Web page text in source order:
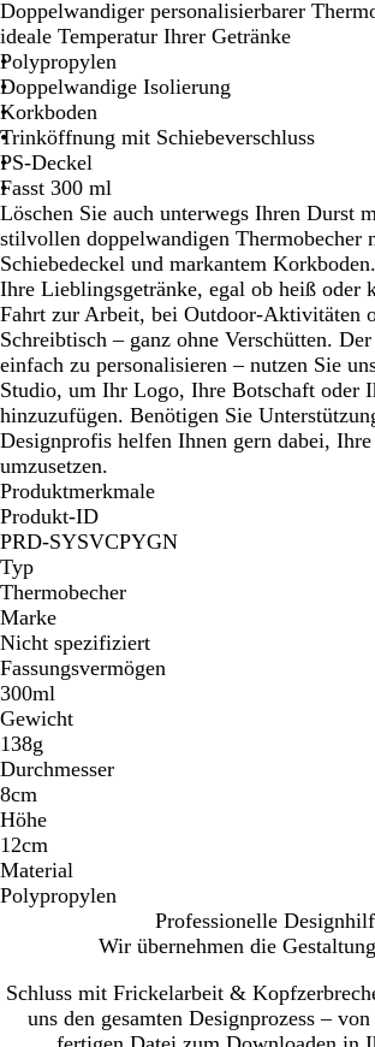
c
h
w
a
r
z
e
i
ß
e
i
g
e
r
a
n
z
ö
s
i
s
c
h
e
s
M
a
r
i
n
e
b
l
a
u
Doppelwandiger personalisierbarer
ideale Temperatur Ihrer Getränke
Polypropylen
Doppelwandige Isolierung
Korkboden
Trinköffnung mit Schiebeverschluss
PS-Deckel
Fasst 300 ml
Löschen Sie auch unterwegs Ihren Durst
stilvollen doppelwandigen Thermobecher
Schiebedeckel und markantem
Ihre Lieblingsgetränke, egal ob heiß oder
Fahrt zur Arbeit, bei Outdoor-Aktivitäten
Schreibtisch – ganz ohne Verschütten.
einfach zu personalisieren – nutzen Sie
Studio, um Ihr Logo, Ihre Botschaft oder
hinzuzufügen. Benötigen Sie
Designprofis helfen Ihnen gern dabei,
umzusetzen.
Produktmerkmale
Produkt-ID
PRD-SYSVCPYGN
Typ
Thermobecher
Marke
Nicht spezifiziert
Fassungsvermögen
300ml
Gewicht
138g
Durchmesser
8cm
Höhe
12cm
Material
Polypropylen
Professionelle
Wir übernehmen die
Schluss mit Frickelarbeit &
uns den gesamten Designprozess –